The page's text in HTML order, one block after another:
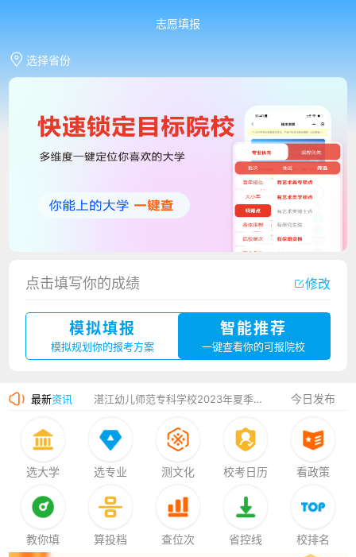
志愿填报
选择省份
点击填写你的成绩 修改
模拟填报
模拟规划你的报考方案
智能推荐
一键查看你的可报院校
最新资讯
厦门大学嘉庚学院2023年艺术类招生简章
湛江幼儿师范专科学校2023年夏季高考招生简章
香港中文大学（深圳）2023年夏季高考招生简章
今日发布
选大学 选专业 测文化 校考日历 看政策
教你填 算投档 查位次 省控线 校排名